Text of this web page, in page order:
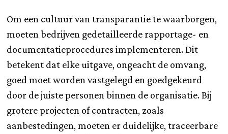
Om een cultuur van transparantie te waarborgen,
moeten bedrijven gedetailleerde rapportage- en
documentatieprocedures implementeren. Dit
betekent dat elke uitgave, ongeacht de omvang,
goed moet worden vastgelegd en goedgekeurd
door de juiste personen binnen de organisatie. Bij
grotere projecten of contracten, zoals
aanbestedingen, moeten er duidelijke, traceerbare